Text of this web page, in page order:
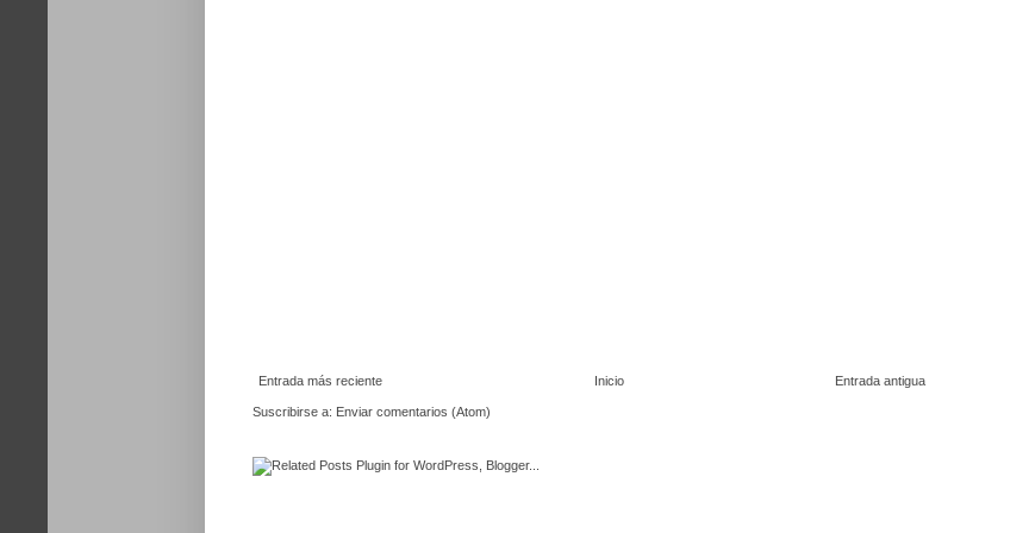
Entrada más reciente Entrada antigua
Inicio
Suscribirse a: Enviar comentarios (Atom)